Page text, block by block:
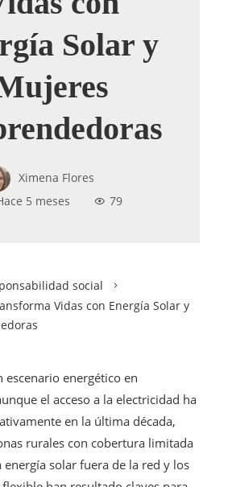
Solar y
Ximena Flores
5 meses
79
social
Vidas con Energía Solar y
escenario energético en
el acceso a la electricidad ha
en la última década,
rurales con cobertura limitada
solar fuera de la red y los